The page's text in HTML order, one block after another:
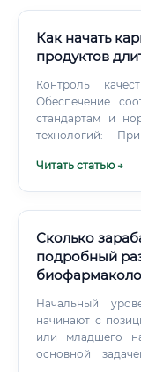
Как начать
продуктов
Контроль
Обеспечение
стандартам и
технологий:
производства.
Читать статью →
Сколько
подробный
Начальный
начинают с
или младшего
основной